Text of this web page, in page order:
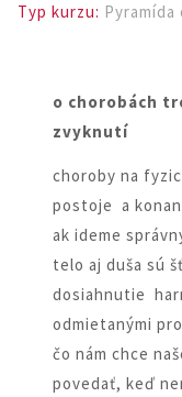
Typ kurzu:
o chorobách
zvyknutí
choroby na
postoje a
ak ideme
telo aj duša sú
dosiahnutie
odmietanými
čo nám chce
povedať, keď